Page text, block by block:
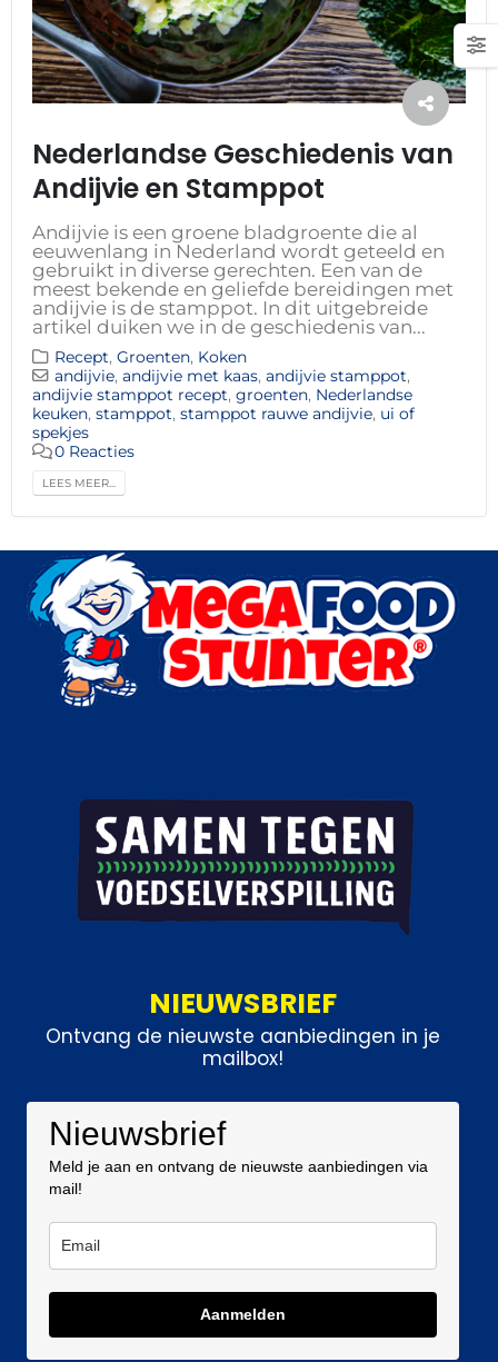
Nederlandse Geschiedenis van
Andijvie en Stamppot
Andijvie is een groene bladgroente die al
eeuwenlang in Nederland wordt geteeld en
gebruikt in diverse gerechten. Een van de
meest bekende en geliefde bereidingen met
andijvie is de stamppot. In dit uitgebreide
artikel duiken we in de geschiedenis van...
Recept,Groenten, Koken
andijvie,andijvie met kaas,andijvie stamppot,
andijvie stamppot recept, groenten, Nederlandse
keuken, stamppot, stamppot rauwe andijvie, ui of
spekjes
0 Reacties
LEES MEER...
NIEUWSBRIEF
Ontvang de nieuwste aanbiedingen in je
mailbox!
Nieuwsbrief
Meld je aan en ontvang de nieuwste aanbiedingen via
mail!
Aanmelden